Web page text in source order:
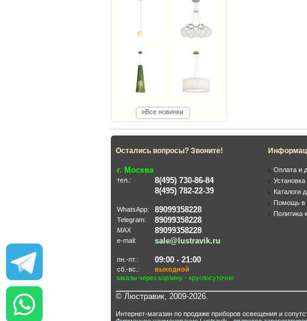
»Все новинки
Остались вопросы? Звоните!
г. Москва
тел.:
8(495) 730-86-84
8(495) 782-22-39
WhatsApp: 89099358228
Telegram: 89099358228
MAX 89099358228
e-mail: sale@lustravik.ru
пн.-пт.: 09:00 - 21:00
сб.-вс.:
выходной
заказы через корзину - круглосуточно
Оплата и
Каталоги
Помощь в
Политика
© Люстравик, 2009-2026.
Интернет-магазин по продаже приборов освещения и